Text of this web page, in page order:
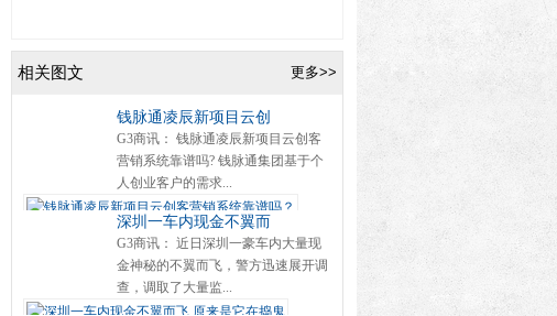
更多>>
相关图文
钱脉通凌辰新项目云创
G3商讯： 钱脉通凌辰新项目云创客
营销系统靠谱吗? 钱脉通集团基于个
人创业客户的需求...
深圳一车内现金不翼而
G3商讯： 近日深圳一豪车内大量现
金神秘的不翼而飞，警方迅速展开调
查，调取了大量监...